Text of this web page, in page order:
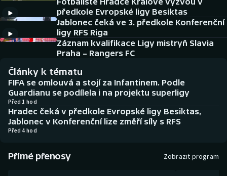
Americký fotbal
Baseball a softbal
Biatlon
Boby a skeleton
Curling
NEPŘEHLÉDNĚTE
Soutěže
Aplikace ČT sport
AZ kvíz
předkole Evropské ligy Besiktas
Jablonec čeká ve 3. předkole Konferenční
ligy RFS Riga
Záznam kvalifikace Ligy mistryň Slavia
Praha – Rangers FC
Články k tématu
FIFA se omlouvá a stojí za Infantinem. Podle
Guardianu se podílela i na projektu superligy
Před 1 hod
Hradec čeká v předkole Evropské ligy Besiktas,
Jablonec v Konferenční lize změří síly s RFS
Před 4 hod
Přímé přenosy Zobrazit program